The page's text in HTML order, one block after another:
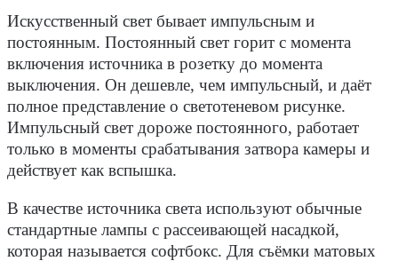
Искусственный свет бывает импульсным и
постоянным. Постоянный свет горит с момента
включения источника в розетку до момента
выключения. Он дешевле, чем импульсный, и даёт
полное представление о светотеневом рисунке.
Импульсный свет дороже постоянного, работает
только в моменты срабатывания затвора камеры и
действует как вспышка.
В качестве источника света используют обычные
стандартные лампы с рассеивающей насадкой,
которая называется софтбокс. Для съёмки матовых